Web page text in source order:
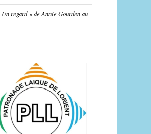
regard » de Annie Gourden au